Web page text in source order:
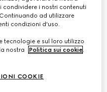
condividere i nostri contenuti
ad utilizzare
condizioni d'uso.
tecnologie e sul loro utilizzo
nostra
Politica sui cookie.
COOKIE